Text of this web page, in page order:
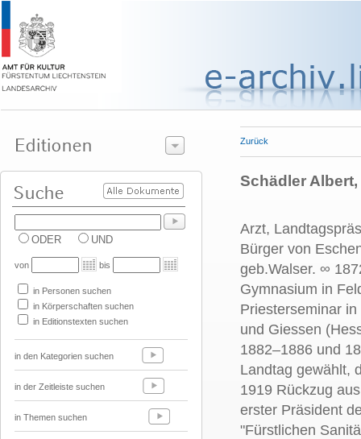
ODER UND
von bis
in Personen suchen
in Körperschaften suchen
in Editionstexten suchen
in den Kategorien suchen
in der Zeitleiste suchen
in Themen suchen
Zurück
Schädler
Arzt,
Bürger von
geb.Walser. ∞
Gymnasium in
Priesterseminar
und Giessen
1882–1886 und
Landtag gewählt,
1919 Rückzug
erster Präsident
"Fürstlichen